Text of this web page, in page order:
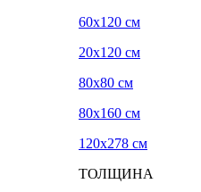
60x120 см
20х120 см
80x80 см
80x160 см
120х278 см
ТОЛЩИНА